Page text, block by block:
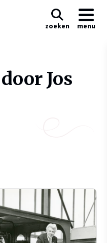
zoeken menu
Jos